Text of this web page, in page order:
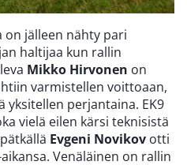
jälleen nähty pari
haltijaa kun rallin
Mikko Hirvonen on
varmistellen voittoaan,
yksitellen perjantaina. EK9
vielä eilen kärsi teknisistä
Evgeni Novikov otti
Venäläinen on rallin